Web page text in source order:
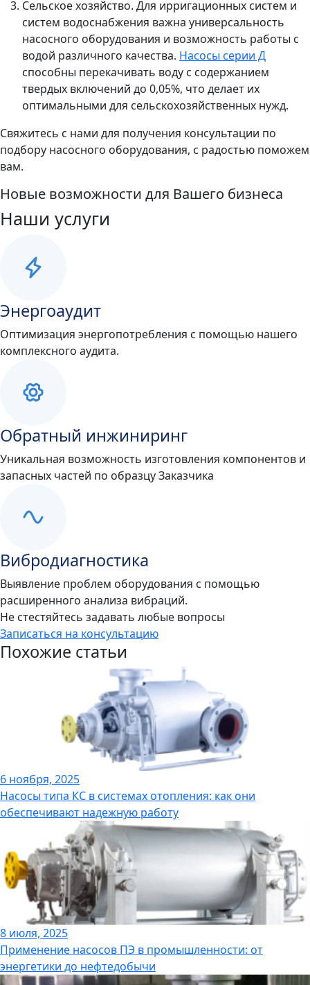
Сельское хозяйство. Для ирригационных систем и
систем водоснабжения важна универсальность
насосного оборудования и возможность работы с
водой различного качества. Насосы серии Д
способны перекачивать воду с содержанием
твердых включений до 0,05%, что делает их
оптимальными для сельскохозяйственных нужд.
Свяжитесь с нами для получения консультации по
подбору насосного оборудования, с радостью поможем
вам.
Новые возможности для Вашего бизнеса
Наши услуги
Энергоаудит
Оптимизация энергопотребления с помощью нашего
комплексного аудита.
Обратный инжиниринг
Уникальная возможность изготовления компонентов и
запасных частей по образцу Заказчика
Вибродиагностика
Выявление проблем оборудования с помощью
расширенного анализа вибраций.
Не стестяйтесь задавать любые вопросы
Записаться на консультацию
Похожие статьи
6 ноября, 2025
Насосы типа КС в системах отопления: как они
обеспечивают надежную работу
8 июля, 2025
Применение насосов ПЭ в промышленности: от
энергетики до нефтедобычи